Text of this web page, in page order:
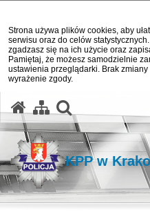
Strona używa plików cookies, aby
serwisu oraz do celów
zgadzasz się na ich użycie oraz
Pamiętaj, że możesz samodzielnie
ustawienia przeglądarki. Brak
wyrażenie zgody.
KPP w